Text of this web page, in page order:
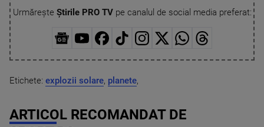
Urmărește Știrile PRO TVpe canalul de social media preferat:
Etichete: explozii solare, planete,
ARTICOL RECOMANDAT DE